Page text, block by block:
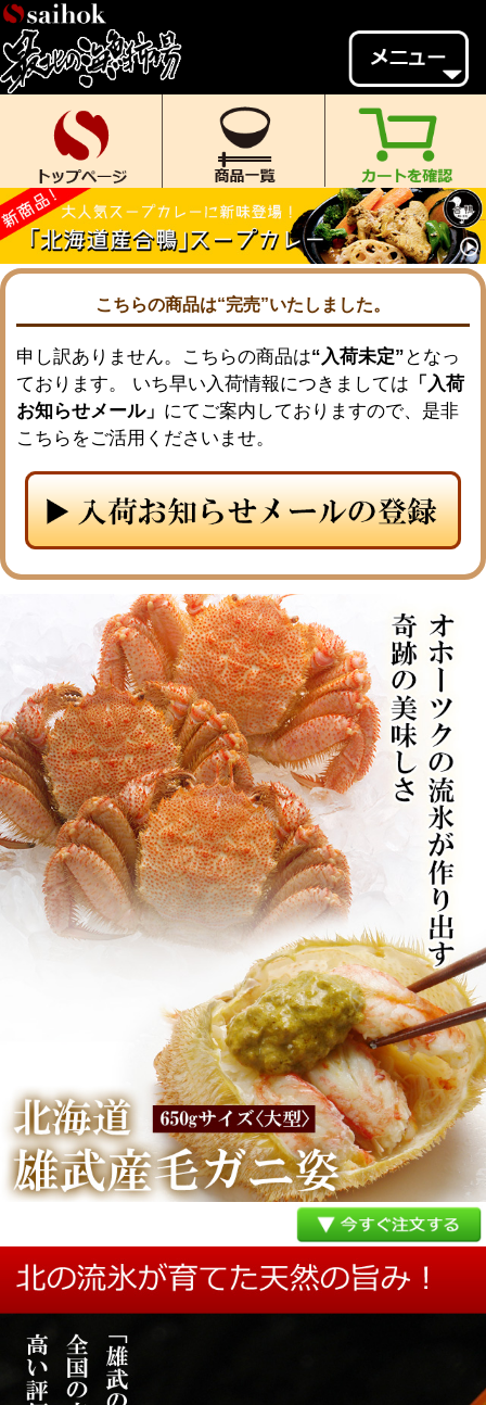
会員様メニュー
ゲスト
様、
いらっしゃいませ。
ご来店ありがとうございます。
新規会員登録 ログイン
MYページ MYクーポン
ポイント履歴 お気に入り
レビュー投稿 閲覧履歴
当店について
初めての方へ
返品について ご利用ガイド
メルマガ登録 お問合せ
こちらの商品は“完売”いたしました。
申し訳ありません。こちらの商品は“入荷未定” となっ
ております。 いち早い入荷情報につきましては 「入荷
お知らせメール」 にてご案内しておりますので、是非
こちらをご活用くださいませ。